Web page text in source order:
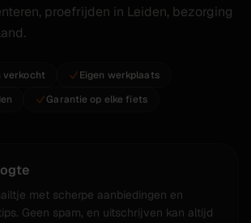
proefrijden in Leiden, bezorging
verkocht
Eigen werkplaats
Garantie op elke fiets
met scherpe aanbiedingen en
Geen spam, en uitschrijven kan altijd